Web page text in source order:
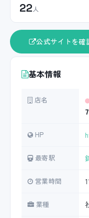
22 人
公式サイトを確
基本情報
店名
HP
最寄駅
営業時間
業種